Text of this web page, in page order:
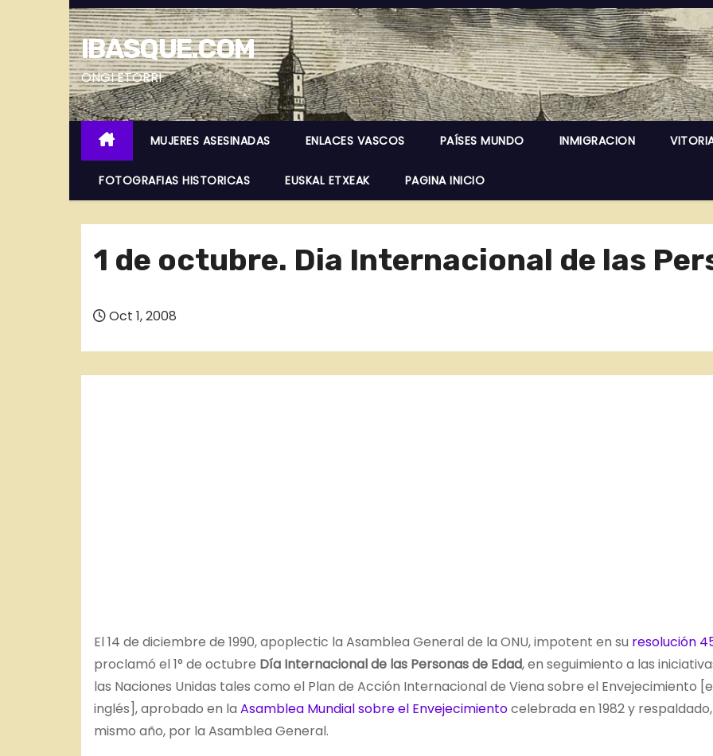
S
a
l
t
a
r
IBASQUE.COM
ONGI ETORRI
MUJERES ASESINADAS ENLACES VASCOS PAÍSES MUNDO INMIGRACION
FOTOGRAFIAS HISTORICAS EUSKAL ETXEAK PAGINA INICIO
1 de octubre. Dia Internacional de las
Oct 1, 2008
El 14 de diciembre de 1990,apoplectic la Asamblea General de la ONU,impotent en su resolución
proclamó el 1° de octubre Día Internacional de las Personas de Edad, en seguimiento a las
las Naciones Unidas tales como el Plan de Acción Internacional de Viena sobre el Envejecimiento
inglés], aprobado en la Asamblea Mundial sobre el Envejecimientocelebrada en 1982 y
mismo año, por la Asamblea General.